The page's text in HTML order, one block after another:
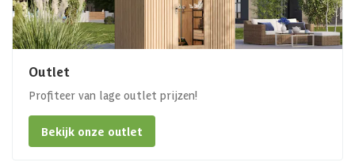
Outlet
Profiteer van lage outlet prijzen!
Bekijk onze outlet